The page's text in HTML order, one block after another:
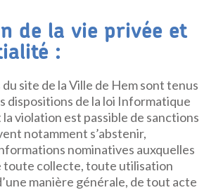
de la vie privée et
:
site de la Ville de Hem sont tenus
dispositions de la loi Informatique
violation est passible de sanctions
notamment s’abstenir,
nominatives auxquelles
toute collecte, toute utilisation
manière générale, de tout acte